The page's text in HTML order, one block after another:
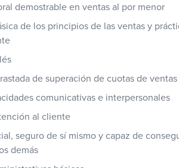
demostrable en ventas al por menor
de los principios de las ventas y
de superación de cuotas de ventas
comunicativas e interpersonales
al cliente
seguro de sí mismo y capaz de
demás